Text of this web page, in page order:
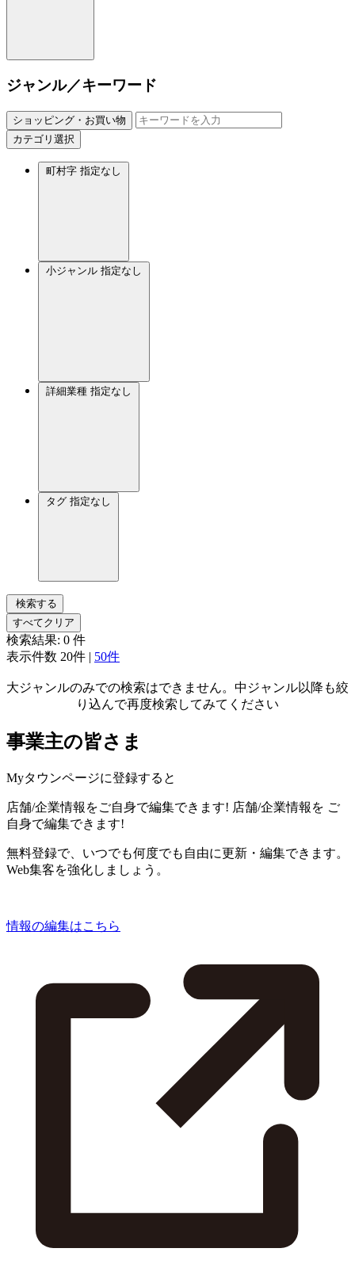
ジャンル／キーワード
ショッピング・お買い物
カテゴリ選択
町村字 指定なし
小ジャンル 指定なし
詳細業種 指定なし
タグ 指定なし
検索する
すべてクリア
検索結果: 0 件
表示件数 20件 | 50件
大ジャンルのみでの検索はできません。中ジャンル以降も絞
り込んで再度検索してみてください
事業主の皆さま
Myタウンページに登録すると
店舗/企業情報をご自身で編集できます! 店舗/企業情報を ご
自身で編集できます!
無料登録で、いつでも何度でも自由に更新・編集できます。
Web集客を強化しましょう。
情報の編集はこちら